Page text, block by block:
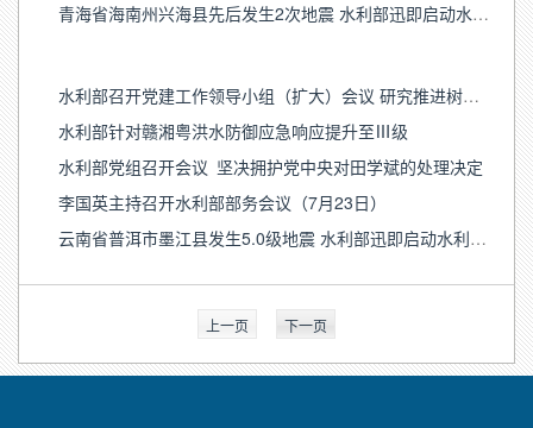
青海省海南州兴海县先后发生2次地震 水利部迅即启动水利抗震救灾调度指挥机制
水利部召开党建工作领导小组（扩大）会议 研究推进树立和践行正确政绩观学习教育工作（7月28日）
水利部针对赣湘粤洪水防御应急响应提升至Ⅲ级
水利部党组召开会议 坚决拥护党中央对田学斌的处理决定
李国英主持召开水利部部务会议（7月23日）
云南省普洱市墨江县发生5.0级地震 水利部迅即启动水利抗震救灾调度指挥机制
上一页 下一页